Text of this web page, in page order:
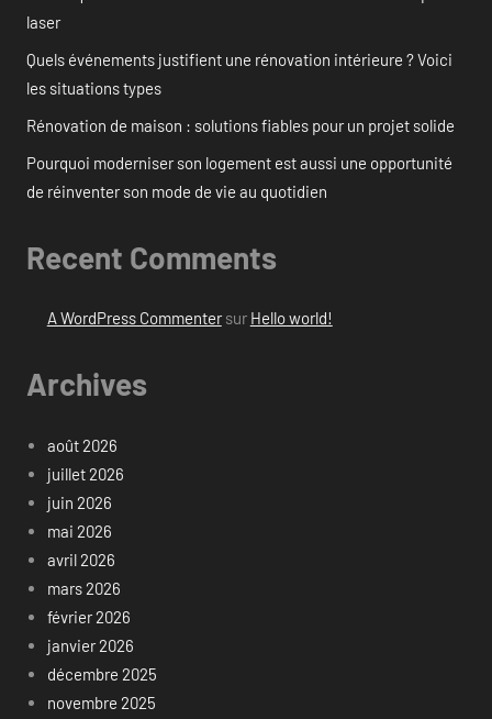
laser
Quels événements justifient une rénovation intérieure ? Voici
les situations types
Rénovation de maison : solutions fiables pour un projet solide
Pourquoi moderniser son logement est aussi une opportunité
de réinventer son mode de vie au quotidien
Recent Comments
A WordPress Commentersur Hello world!
Archives
août 2026
juillet 2026
juin 2026
mai 2026
avril 2026
mars 2026
février 2026
janvier 2026
décembre 2025
novembre 2025